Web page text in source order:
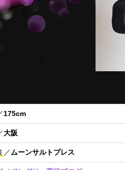
175cm
大阪
／ムーンサルトプレス